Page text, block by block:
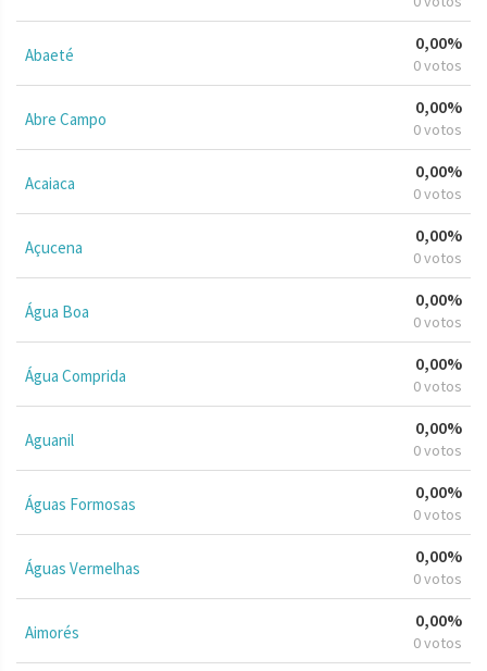
Abaeté
0,00%
0 votos
Abre Campo
0,00%
0 votos
Acaiaca
0,00%
0 votos
Açucena
0,00%
0 votos
Água Boa
0,00%
0 votos
Água Comprida
0,00%
0 votos
Aguanil
0,00%
0 votos
Águas Formosas
0,00%
0 votos
Águas Vermelhas
0,00%
0 votos
Aimorés
0,00%
0 votos